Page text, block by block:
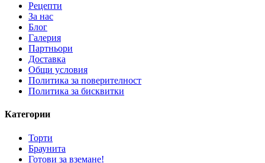
Рецепти
За нас
Блог
Галерия
Партньори
Доставка
Общи условия
Политика за поверителност
Политика за бисквитки
Категории
Торти
Браунита
Готови за вземане!